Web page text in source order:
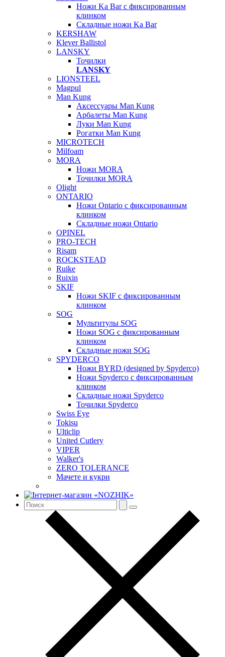
Ножи Ka Bar c фиксированным
клинком
Складные ножи Ka Bar
KERSHAW
Klever Ballistol
LANSKY
Точилки
LANSKY
LIONSTEEL
Magpul
Man Kung
Аксессуары Man Kung
Арбалеты Man Kung
Луки Man Kung
Рогатки Man Kung
MICROTECH
Milfoam
MORA
Ножи MORA
Точилки MORA
Olight
ONTARIO
Ножи Ontario c фиксированным
клинком
Складные ножи Ontario
OPINEL
PRO-TECH
Risam
ROCKSTEAD
Ruike
Ruixin
SKIF
Ножи SKIF с фиксированным
клинком
SOG
Мультитулы SOG
Ножи SOG с фиксированным
клинком
Складные ножи SOG
SPYDERCO
Ножи BYRD (designed by Spyderco)
Ножи Spyderco c фиксированным
клинком
Складные ножи Spyderco
Точилки Spyderco
Swiss Eye
Tokisu
Ulticlip
United Cutlery
VIPER
Walker's
ZERO TOLERANCE
Мачете и кукри